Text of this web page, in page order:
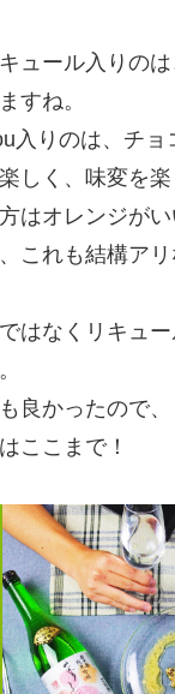
ュール入りの
すね。
入りのは、チ
しく、味変を
はオレンジが
これも結構アリ
はなくリキュ
良かったので
ここまで！